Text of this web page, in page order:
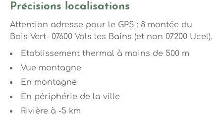
Précisions localisations
Attention adresse pour le GPS : 8 montée du
Bois Vert- 07600 Vals les Bains (et non 07200 Ucel).
Etablissement thermal à moins de 500 m
Vue montagne
En montagne
En périphérie de la ville
Rivière à -5 km